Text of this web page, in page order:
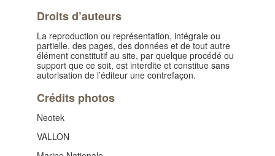
Droits d’auteurs
La reproduction ou représentation, intégrale ou
partielle, des pages, des données et de tout autre
élément constitutif au site, par quelque procédé ou
support que ce soit, est interdite et constitue sans
autorisation de l’éditeur une contrefaçon.
Crédits photos
Neotek
VALLON